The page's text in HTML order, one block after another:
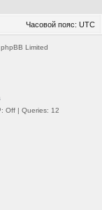
Часовой пояс: UTC
Limited
Off | Queries: 12